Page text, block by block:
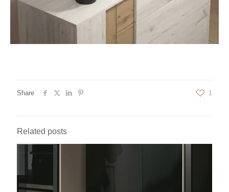
Share 1
Related posts